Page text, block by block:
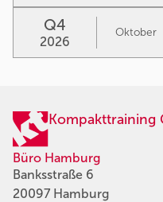
Q4
2026
Oktober
Kompakttraining
Büro Hamburg
Banksstraße 6
20097 Hamburg